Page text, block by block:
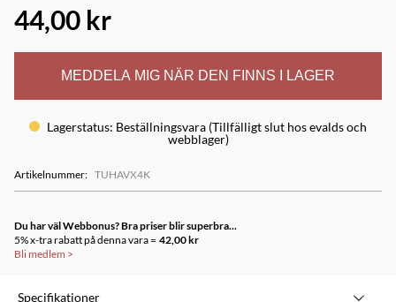
44,00 kr
MEDDELA MIG NÄR DEN FINNS I LAGER
Lagerstatus: Beställningsvara (Tillfälligt slut hos evalds och
webblager)
Artikelnummer: TUHAVX4K
Du har väl Webbonus? Bra priser blir superbra...
5% x-tra rabatt på denna vara = 42,00 kr
Bli medlem >
Specifikationer